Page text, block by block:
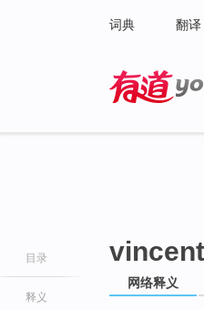
词典 翻译
目录
释义
网络释义